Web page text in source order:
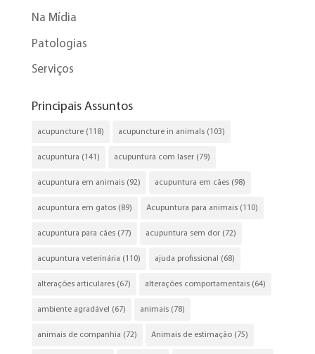
Na Mídia
Patologias
Serviços
Principais Assuntos
acupuncture(118) acupuncture in animals(103)
acupuntura (141) acupuntura com laser(79)
acupuntura em animais(92) acupuntura em cães(98)
acupuntura em gatos(89) Acupuntura para animais(110)
acupuntura para cães(77) acupuntura sem dor(72)
acupuntura veterinária (110) ajuda profissional (68)
alterações articulares(67) alterações comportamentais(64)
ambiente agradável (67) animais(78)
animais de companhia (72) Animais de estimação(75)